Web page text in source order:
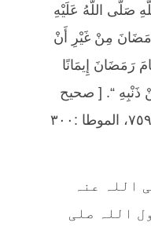
صَلَّى اللَّهُ عَلَيْهِ
مِنْ غَيْرِ أَنْ
رَمَضَانَ إِيمَانًا
ذَنْبِهِ “. [ صحيح
البخاري: ٣٧، صحيح مسلم: ٧٥٩، الموطا :٣٠٠
اللہ عنہ
اللہ صلی